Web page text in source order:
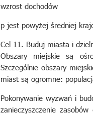
wzrost dochodów
p jest powyżej średniej
Cel 11. Buduj miasta i
Obszary miejskie są
Szczególnie obszary
miast są ogromne:
Pokonywanie wyzwań i
zanieczyszczenie